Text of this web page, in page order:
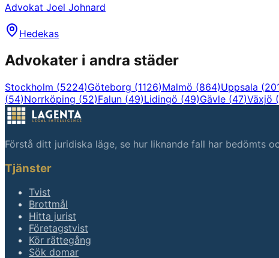
Advokat Joel Johnard
Hedekas
Advokater i andra städer
Stockholm (5224)Göteborg (1126)Malmö (864)Uppsala (
(54)Norrköping (52)Falun (49)Lidingö (49)Gävle (47)Växjö (
Förstå ditt juridiska läge, se hur liknande fall har bedömts
Tjänster
Tvist
Brottmål
Hitta jurist
Företagstvist
Kör rättegång
Sök domar